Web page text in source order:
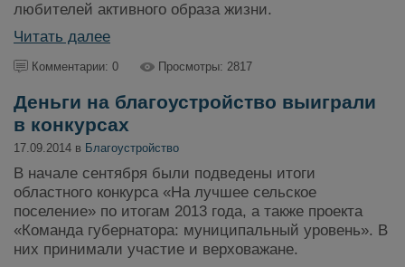
любителей активного образа жизни.
Читать далее
Комментарии: 0 Просмотры: 2817
Деньги на благоустройство выиграли
в конкурсах
17.09.2014 в Благоустройство
В начале сентября были подведены итоги
областного конкурса «На лучшее сельское
поселение» по итогам 2013 года, а также проекта
«Команда губернатора: муниципальный уровень». В
них принимали участие и верховажане.